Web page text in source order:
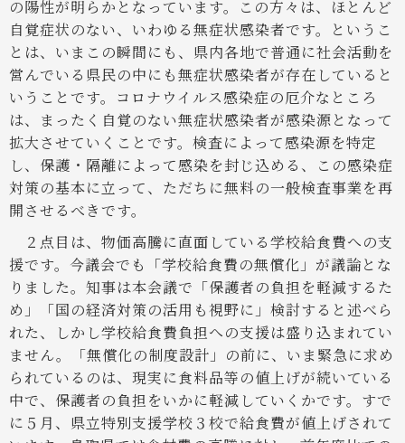
の陽性が明らかとなっています。この方々は、ほとんど
自覚症状のない、いわゆる無症状感染者です。というこ
とは、いまこの瞬間にも、県内各地で普通に社会活動を
営んでいる県民の中にも無症状感染者が存在していると
いうことです。コロナウイルス感染症の厄介なところ
は、まったく自覚のない無症状感染者が感染源となって
拡大させていくことです。検査によって感染源を特定
し、保護・隔離によって感染を封じ込める、この感染症
対策の基本に立って、ただちに無料の一般検査事業を再
開させるべきです。
２点目は、物価高騰に直面している学校給食費への支
援です。今議会でも「学校給食費の無償化」が議論とな
りました。知事は本会議で「保護者の負担を軽減するた
め」「国の経済対策の活用も視野に」検討すると述べら
れた、しかし学校給食費負担への支援は盛り込まれてい
ません。「無償化の制度設計」の前に、いま緊急に求め
られているのは、現実に食料品等の値上げが続いている
中で、保護者の負担をいかに軽減していくかです。すで
に５月、県立特別支援学校３校で給食費が値上げされて